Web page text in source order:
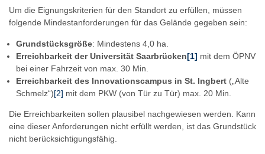
Um die Eignungskriterien für den Standort zu erfüllen, müssen
folgende Mindestanforderungen für das Gelände gegeben sein:
Grundstücksgröße: Mindestens 4,0 ha.
Erreichbarkeit der Universität Saarbrücken[1] mit dem ÖPNV
bei einer Fahrzeit von max. 30 Min.
Erreichbarkeit des Innovationscampus in St. Ingbert („Alte
Schmelz“)[2] mit dem PKW (von Tür zu Tür) max. 20 Min.
Die Erreichbarkeiten sollen plausibel nachgewiesen werden. Kann
eine dieser Anforderungen nicht erfüllt werden, ist das Grundstück
nicht berücksichtigungsfähig.